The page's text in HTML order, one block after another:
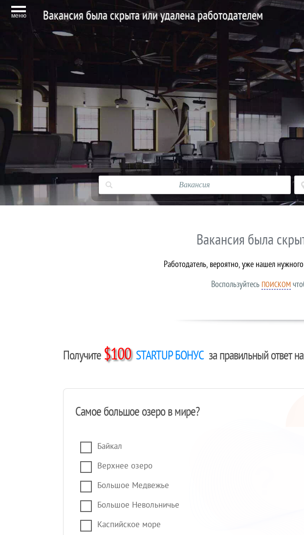
меню Вакансия была скрыта или удалена работодателем
Вакансия была
Работодатель, вероятно, уже нашел
Воспользуйтесь ПОИСКОМ
Получите $100 STARTUP БОНУС за правильный ответ
Самое большое озеро в мире?
Байкал
Верхнее озеро
Большое Медвежье
Большое Невольничье
Каспийское море